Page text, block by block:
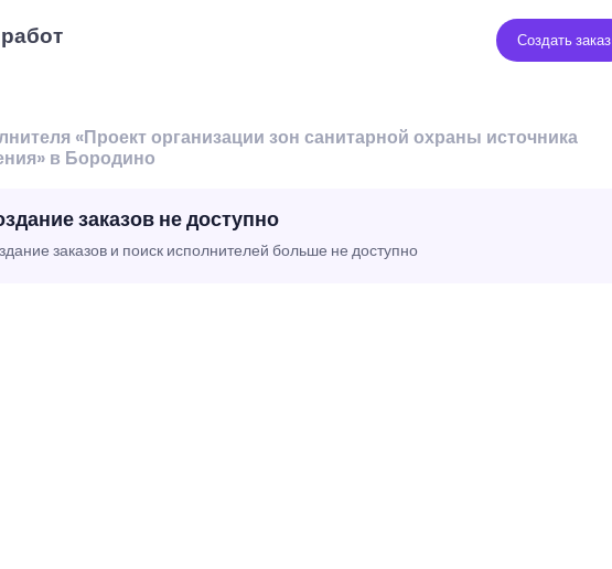
Создать заказ
«Проект организации зон санитарной охраны источника
в Бородино
заказов не доступно
заказов и поиск исполнителей больше не доступно